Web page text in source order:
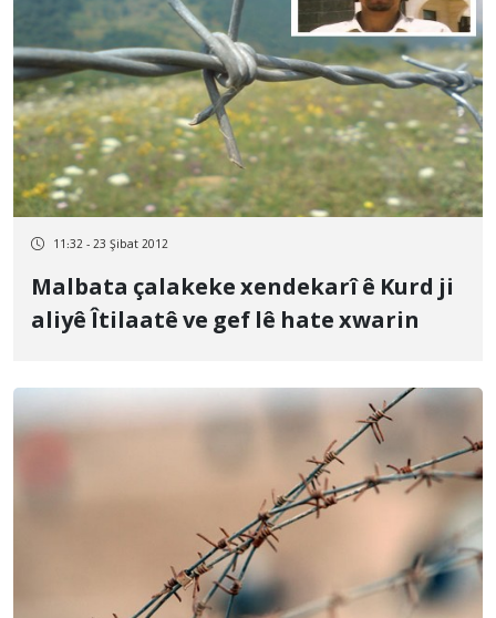
11:32 - 23 Şibat 2012
Malbata çalakeke xendekarî ê Kurd ji
aliyê Îtilaatê ve gef lê hate xwarin